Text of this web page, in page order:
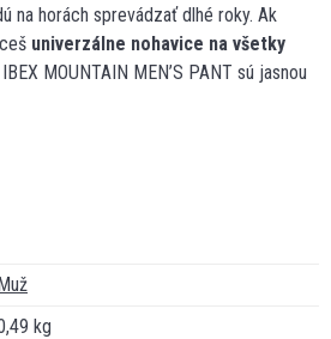
na horách sprevádzať dlhé roky. Ak
univerzálne nohavice na všetky
MOUNTAIN MEN’S PANT sú jasnou
kg